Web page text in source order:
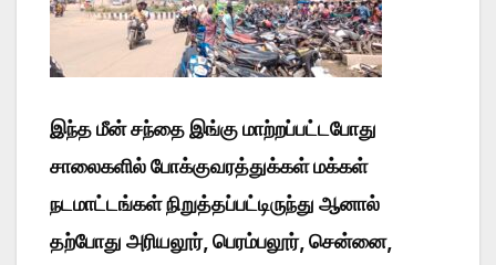
இந்த மீன் சந்தை இங்கு மாற்றப்பட்டபோது
சாலைகளில் போக்குவரத்துக்கள் மக்கள்
நடமாட்டங்கள் நிறுத்தப்பட்டிருந்து ஆனால்
தற்போது அரியலூர், பெரம்பலூர், சென்னை,